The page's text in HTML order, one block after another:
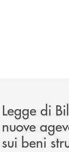
Legge di
nuove
sui beni